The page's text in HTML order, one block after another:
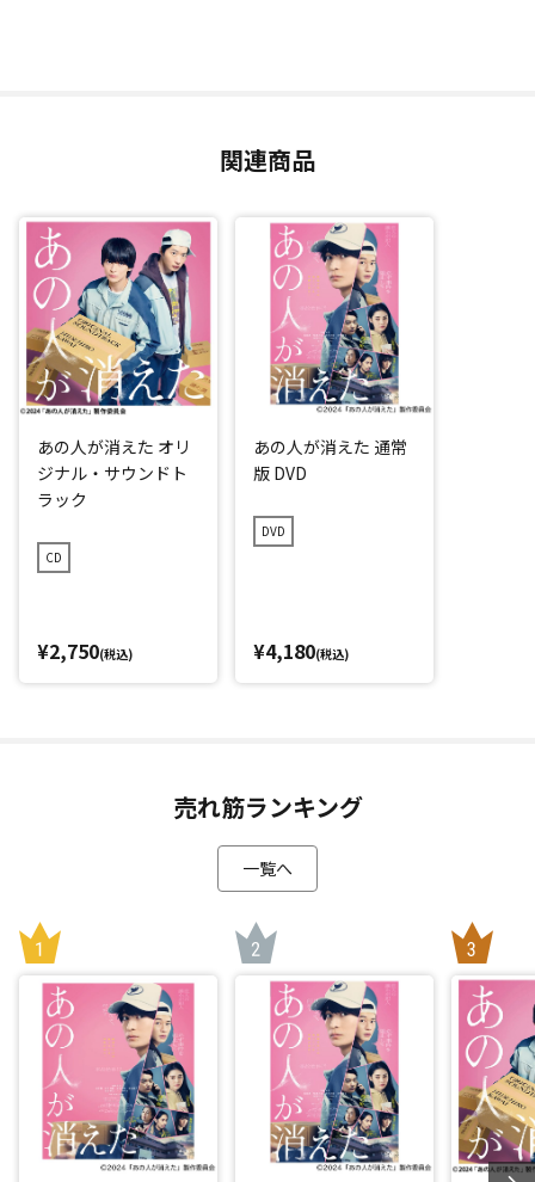
関連商品
あの人が消えた オリ
ジナル・サウンドト
ラック
CD
¥2,750(税込)
あの人が消えた 通常
版 DVD
DVD
¥4,180(税込)
売れ筋ランキング
一覧へ